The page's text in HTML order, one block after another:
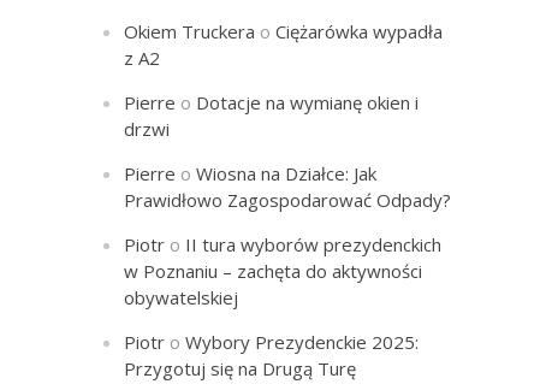
Okiem Truckera oCiężarówka wypadła
z A2
Pierre o Dotacje na wymianę okien i
drzwi
Pierre oWiosna na Działce: Jak
Prawidłowo Zagospodarować Odpady?
Piotr o II tura wyborów prezydenckich
w Poznaniu – zachęta do aktywności
obywatelskiej
Piotr oWybory Prezydenckie 2025:
Przygotuj się na Drugą Turę